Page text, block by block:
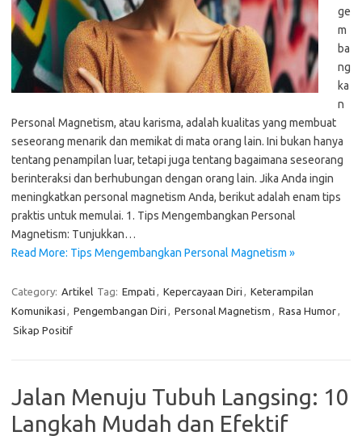
ge
m
ba
ng
ka
n
Personal Magnetism, atau karisma, adalah kualitas yang membuat
seseorang menarik dan memikat di mata orang lain. Ini bukan hanya
tentang penampilan luar, tetapi juga tentang bagaimana seseorang
berinteraksi dan berhubungan dengan orang lain. Jika Anda ingin
meningkatkan personal magnetism Anda, berikut adalah enam tips
praktis untuk memulai. 1. Tips Mengembangkan Personal
Magnetism: Tunjukkan…
Read More: Tips Mengembangkan Personal Magnetism »
Category: Artikel Tag: Empati , Kepercayaan Diri , Keterampilan
Komunikasi , Pengembangan Diri , Personal Magnetism , Rasa Humor,
Sikap Positif
Jalan Menuju Tubuh Langsing: 10
Langkah Mudah dan Efektif